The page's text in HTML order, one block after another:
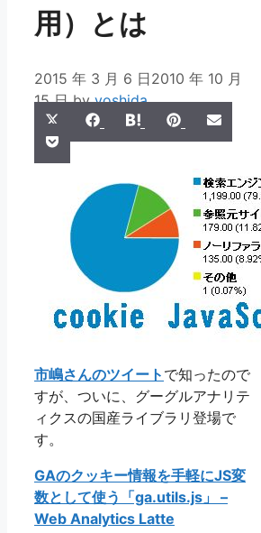
用）とは
2015 年 3 月 6 日2010 年 10 月
15 日 byyoshida
Share
on
(Twitter)
Share
on
Facebook
Share
on
Hatena Share
on
PinterestShare
on
Share
on
Pocket
市嶋さんのツイート で知ったので
すが、ついに、グーグルアナリテ
ィクスの国産ライブラリ登場で
す。
GAのクッキー情報を手軽にJS変
数として使う「ga.utils.js」 –
Web Analytics Latte